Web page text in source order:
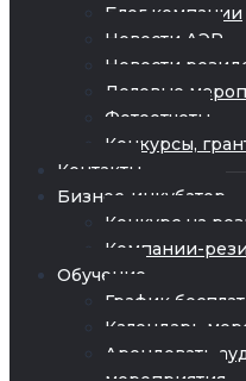
Блог компании
Новости АЭР
Новости
Деловые
Фотоотчеты
Конкурсы,
Контакты
Бизнес-инкубатор
Конкурс на
Компании-
Обучение
График
Календарь
Арендовать